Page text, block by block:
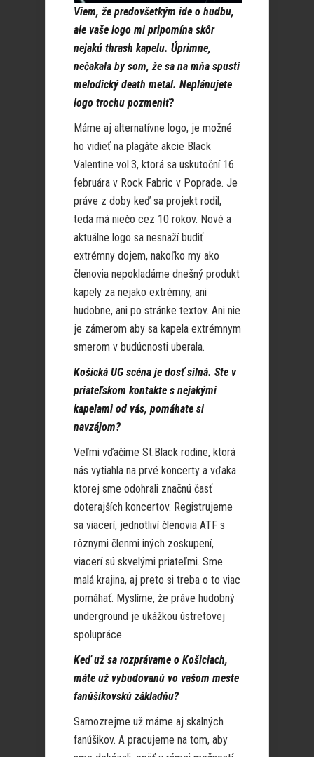
Viem, že predovšetkým ide o hudbu,
ale vaše logo mi pripomína skôr
nejakú thrash kapelu. Úprimne,
nečakala by som, že sa na mňa spustí
melodický death metal. Neplánujete
logo trochu pozmeniť?
Máme aj alternatívne logo, je možné
ho vidieť na plagáte akcie Black
Valentine vol.3, ktorá sa uskutoční 16.
februára v Rock Fabric v Poprade. Je
práve z doby keď sa projekt rodil,
teda má niečo cez 10 rokov. Nové a
aktuálne logo sa nesnaží budiť
extrémny dojem, nakoľko my ako
členovia nepokladáme dnešný produkt
kapely za nejako extrémny, ani
hudobne, ani po stránke textov. Ani nie
je zámerom aby sa kapela extrémnym
smerom v budúcnosti uberala.
Košická UG scéna je dosť silná. Ste v
priateľskom kontakte s nejakými
kapelami od vás, pomáhate si
navzájom?
Veľmi vďačíme St.Black rodine, ktorá
nás vytiahla na prvé koncerty a vďaka
ktorej sme odohrali značnú časť
doterajších koncertov. Registrujeme
sa viacerí, jednotliví členovia ATF s
rôznymi členmi iných zoskupení,
viacerí sú skvelými priateľmi. Sme
malá krajina, aj preto si treba o to viac
pomáhať. Myslíme, že práve hudobný
underground je ukážkou ústretovej
spolupráce.
Keď už sa rozprávame o Košiciach,
máte už vybudovanú vo vašom meste
fanúšikovskú základňu?
Samozrejme už máme aj skalných
fanúšikov. A pracujeme na tom, aby